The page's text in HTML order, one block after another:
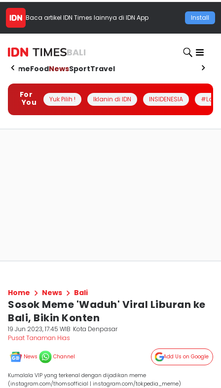
Baca artikel IDN Times lainnya di IDN App Install
BALI
HomeFoodNewsSportTravel
For
You
Yuk Pilih ! Iklanin di IDN INSIDENESIA
Home News Bali
Sosok Meme 'Waduh' Viral Liburan ke
Bali, Bikin Konten
19 Jun 2023, 17:45 WIB Kota Denpasar
Pusat Tanaman Hias
News Channel Add Us on Google
Kumalala VIP yang terkenal dengan dijadikan meme
(instagram.com/thomsofficial | instagram.com/tokpedia_meme)